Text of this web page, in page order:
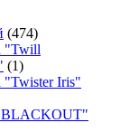
(474)
"Twill
(1)
"Twister Iris"